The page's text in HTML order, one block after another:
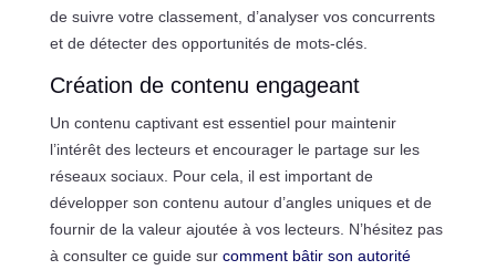
de suivre votre classement, d’analyser vos concurrents
et de détecter des opportunités de mots-clés.
Création de contenu engageant
Un contenu captivant est essentiel pour maintenir
l’intérêt des lecteurs et encourager le partage sur les
réseaux sociaux. Pour cela, il est important de
développer son contenu autour d’angles uniques et de
fournir de la valeur ajoutée à vos lecteurs. N’hésitez pas
à consulter ce guide sur comment bâtir son autorité